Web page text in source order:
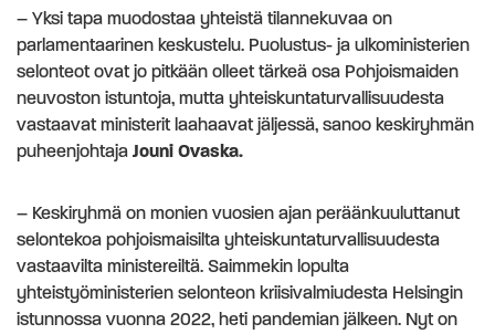
– Yksi tapa muodostaa yhteistä tilannekuvaa on
parlamentaarinen keskustelu. Puolustus- ja ulkoministerien
selonteot ovat jo pitkään olleet tärkeä osa Pohjoismaiden
neuvoston istuntoja, mutta yhteiskuntaturvallisuudesta
vastaavat ministerit laahaavat jäljessä, sanoo keskiryhmän
puheenjohtaja Jouni Ovaska.
– Keskiryhmä on monien vuosien ajan peräänkuuluttanut
selontekoa pohjoismaisilta yhteiskuntaturvallisuudesta
vastaavilta ministereiltä. Saimmekin lopulta
yhteistyöministerien selonteon kriisivalmiudesta Helsingin
istunnossa vuonna 2022, heti pandemian jälkeen. Nyt on